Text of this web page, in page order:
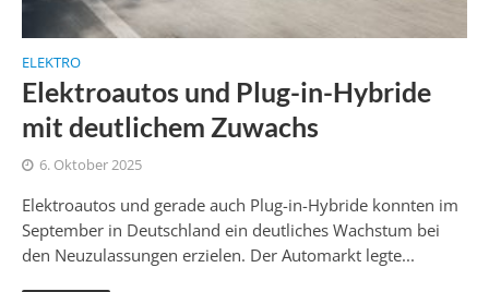
ELEKTRO
Elektroautos und Plug-in-Hybride
mit deutlichem Zuwachs
6. Oktober 2025
Elektroautos und gerade auch Plug-in-Hybride konnten im
September in Deutschland ein deutliches Wachstum bei
den Neuzulassungen erzielen. Der Automarkt legte...